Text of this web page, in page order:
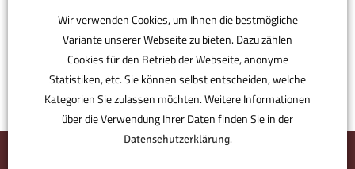
Wir verwenden Cookies, um Ihnen die bestmögliche
Variante unserer Webseite zu bieten. Dazu zählen
Cookies für den Betrieb der Webseite, anonyme
Statistiken, etc. Sie können selbst entscheiden, welche
Kategorien Sie zulassen möchten. Weitere Informationen
über die Verwendung Ihrer Daten finden Sie in der
Datenschutzerklärung.